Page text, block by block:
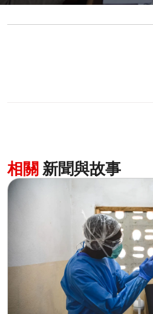
相關 新聞與故事